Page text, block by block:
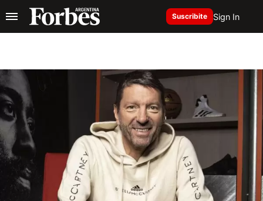
Suscribite Sign In